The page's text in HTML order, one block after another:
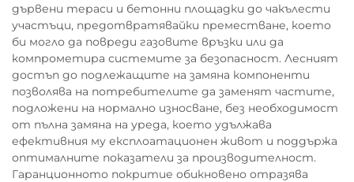
дървени тераси и бетонни площадки до чакълести
участъци, предотвратявайки преместване, което
би могло да повреди газовите връзки или да
компрометира системите за безопасност. Лесният
достъп до подлежащите на замяна компоненти
позволява на потребителите да заменят частите,
подложени на нормално износване, без необходимост
от пълна замяна на уреда, което удължава
ефективния му експлоатационен живот и поддържа
оптималните показатели за производителност.
Гаранционното покритие обикновено отразява